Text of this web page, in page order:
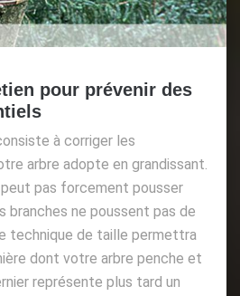
pour prévenir des
à corriger les
arbre adopte en grandissant.
pas forcement pousser
branches ne poussent pas de
technique de taille permettra
dont votre arbre penche et
représente plus tard un